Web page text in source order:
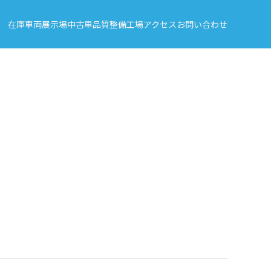
在庫車両展示場中古車品質整備工場アクセス お問い合わせ